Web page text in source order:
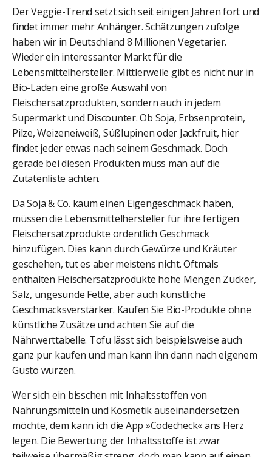
Der Veggie-Trend setzt sich seit einigen Jahren fort und
findet immer mehr Anhänger. Schätzungen zufolge
haben wir in Deutschland 8 Millionen Vegetarier.
Wieder ein interessanter Markt für die
Lebensmittelhersteller. Mittlerweile gibt es nicht nur in
Bio-Läden eine große Auswahl von
Fleischersatzprodukten, sondern auch in jedem
Supermarkt und Discounter. Ob Soja, Erbsenprotein,
Pilze, Weizeneiweiß, Süßlupinen oder Jackfruit, hier
findet jeder etwas nach seinem Geschmack. Doch
gerade bei diesen Produkten muss man auf die
Zutatenliste achten.
Da Soja & Co. kaum einen Eigengeschmack haben,
müssen die Lebensmittelhersteller für ihre fertigen
Fleischersatzprodukte ordentlich Geschmack
hinzufügen. Dies kann durch Gewürze und Kräuter
geschehen, tut es aber meistens nicht. Oftmals
enthalten Fleischersatzprodukte hohe Mengen Zucker,
Salz, ungesunde Fette, aber auch künstliche
Geschmacksverstärker. Kaufen Sie Bio-Produkte ohne
künstliche Zusätze und achten Sie auf die
Nährwerttabelle. Tofu lässt sich beispielsweise auch
ganz pur kaufen und man kann ihn dann nach eigenem
Gusto würzen.
Wer sich ein bisschen mit Inhaltsstoffen von
Nahrungsmitteln und Kosmetik auseinandersetzen
möchte, dem kann ich die App »Codecheck« ans Herz
legen. Die Bewertung der Inhaltsstoffe ist zwar